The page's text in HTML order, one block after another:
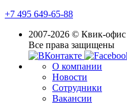
+7 495 649-65-88
2007-2026 © Квик-офис
Все права защищены
О компании
Новости
Сотрудники
Вакансии